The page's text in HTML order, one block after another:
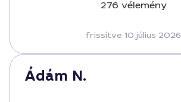
276 vélemény
frissítve 10 július 2026
Ádám N.